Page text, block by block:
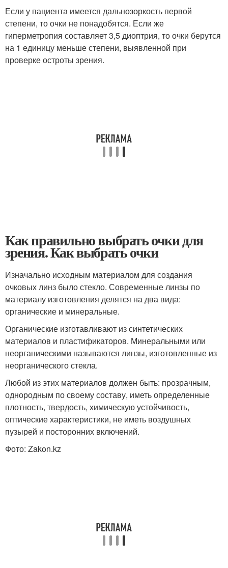
Если у пациента имеется дальнозоркость первой
степени, то очки не понадобятся. Если же
гиперметропия составляет 3,5 диоптрия, то очки берутся
на 1 единицу меньше степени, выявленной при
проверке остроты зрения.
Как правильно выбрать очки для
зрения. Как выбрать очки
Изначально исходным материалом для создания
очковых линз было стекло. Современные линзы по
материалу изготовления делятся на два вида:
органические и минеральные.
Органические изготавливают из синтетических
материалов и пластификаторов. Минеральными или
неорганическими называются линзы, изготовленные из
неорганического стекла.
Любой из этих материалов должен быть: прозрачным,
однородным по своему составу, иметь определенные
плотность, твердость, химическую устойчивость,
оптические характеристики, не иметь воздушных
пузырей и посторонних включений.
Фото: Zakon.kz